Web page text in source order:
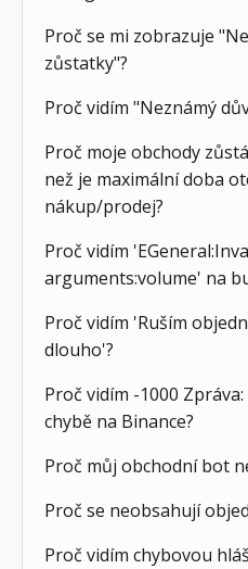
Proč se mi zobrazuje
zůstatky"?
Proč vidím "Neznámý
Proč moje obchody
než je maximální doba
nákup/prodej?
Proč vidím
arguments:volume' na
Proč vidím 'Ruším
dlouho'?
Proč vidím -1000
chybě na Binance?
Proč můj obchodní bot
Proč se neobsahují
Proč vidím chybovou